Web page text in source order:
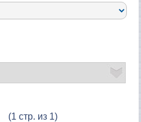
(1 стр. из 1)